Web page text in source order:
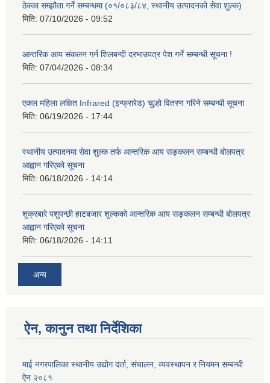
ठेक्का सम्झौता गर्ने सम्बन्धमा (०१/०८३/८४, स्थानीय उत्पादनको सेवा शुल्क)
मिति: 07/10/2026 - 09:52
आन्तरिक आय संकलन गर्न शिलबन्दी दरभाउपत्र पेश गर्ने सम्बन्धी सूचना !
मिति: 07/04/2026 - 08:34
एकल महिला लक्षित Infrared (इन्फ्रारेड) चुल्हो वितरण गरिने सम्बन्धी सूचना
मिति: 06/19/2026 - 17:44
स्थानीय उत्पादनमा सेवा शुल्क तर्फ आन्तरिक आय सङ्कलन सम्बन्धी बोलपत्र
आह्वान गरिएको सूचना
मिति: 06/18/2026 - 14:14
शुक्रबारे पशुपन्छी हाटबजार शुल्कको आन्तरिक आय सङ्कलन सम्बन्धी बोलपत्र
आह्वान गरिएको सूचना
मिति: 06/18/2026 - 14:11
अन्य
ऐन, कानुन तथा निर्देशिका
माई नगरपालिका स्थानीय उद्योग दर्ता, संचालन, व्यवस्थापन र नियमन सम्बन्धी
ऐन २०८१